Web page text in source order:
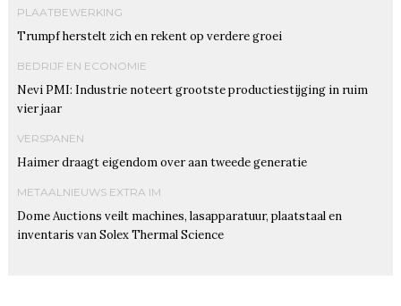
PLAATBEWERKING
Trumpf herstelt zich en rekent op verdere groei
BEDRIJF EN ECONOMIE
Nevi PMI: Industrie noteert grootste productiestijging in ruim
vier jaar
VERSPANEN
Haimer draagt eigendom over aan tweede generatie
METAALNIEUWS EXTRA IM
Dome Auctions veilt machines, lasapparatuur, plaatstaal en
inventaris van Solex Thermal Science